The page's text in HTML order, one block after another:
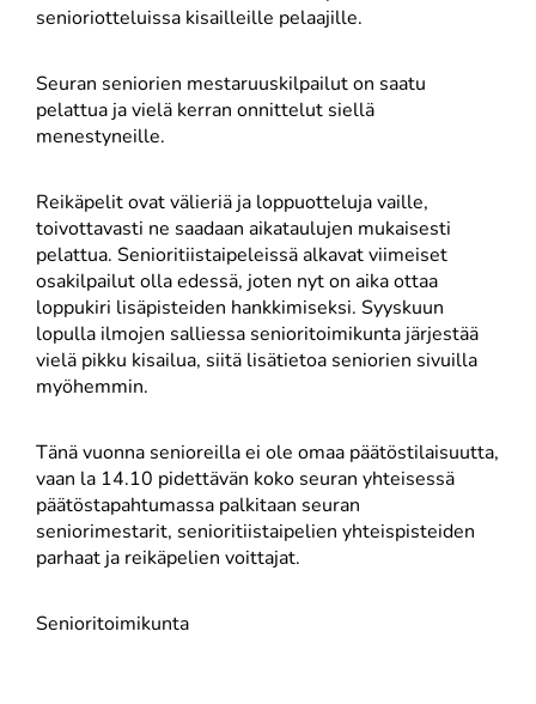
senioriotteluissa kisailleille pelaajille.
Seuran seniorien mestaruuskilpailut on saatu
pelattua ja vielä kerran onnittelut siellä
menestyneille.
Reikäpelit ovat välieriä ja loppuotteluja vaille,
toivottavasti ne saadaan aikataulujen mukaisesti
pelattua. Senioritiistaipeleissä alkavat viimeiset
osakilpailut olla edessä, joten nyt on aika ottaa
loppukiri lisäpisteiden hankkimiseksi. Syyskuun
lopulla ilmojen salliessa senioritoimikunta järjestää
vielä pikku kisailua, siitä lisätietoa seniorien sivuilla
myöhemmin.
Tänä vuonna senioreilla ei ole omaa päätöstilaisuutta,
vaan la 14.10 pidettävän koko seuran yhteisessä
päätöstapahtumassa palkitaan seuran
seniorimestarit, senioritiistaipelien yhteispisteiden
parhaat ja reikäpelien voittajat.
Senioritoimikunta